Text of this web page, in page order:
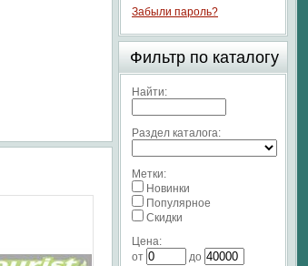
Забыли пароль?
Фильтр по каталогу
Найти:
Раздел каталога:
Метки:
Новинки
Популярное
Скидки
Цена:
от
до